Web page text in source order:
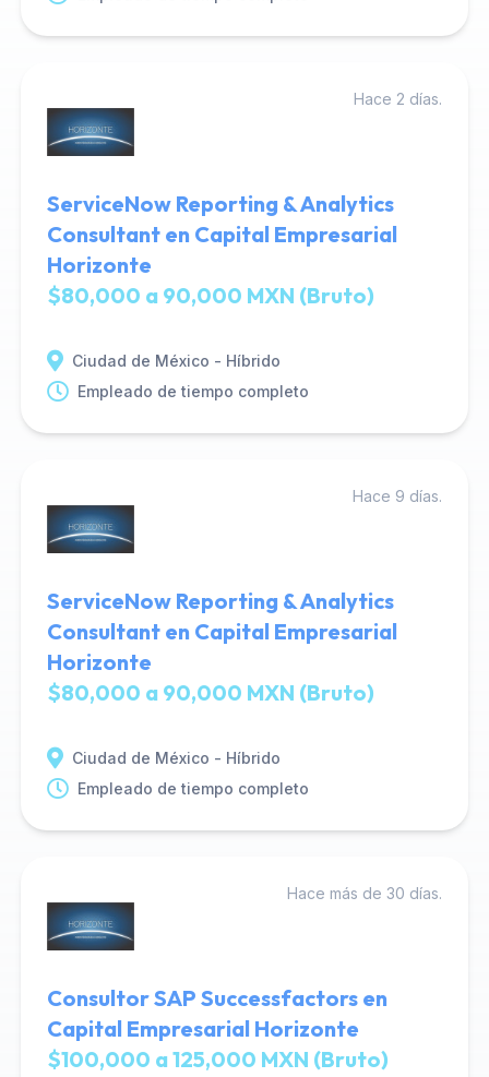
Hace 2 días.
ServiceNow Reporting & Analytics
Consultant en Capital Empresarial
Horizonte
$80,000 a 90,000 MXN (Bruto)
Ciudad de México - Híbrido
Empleado de tiempo completo
Hace 9 días.
ServiceNow Reporting & Analytics
Consultant en Capital Empresarial
Horizonte
$80,000 a 90,000 MXN (Bruto)
Ciudad de México - Híbrido
Empleado de tiempo completo
Hace más de 30 días.
Consultor SAP Successfactors en
Capital Empresarial Horizonte
$100,000 a 125,000 MXN (Bruto)